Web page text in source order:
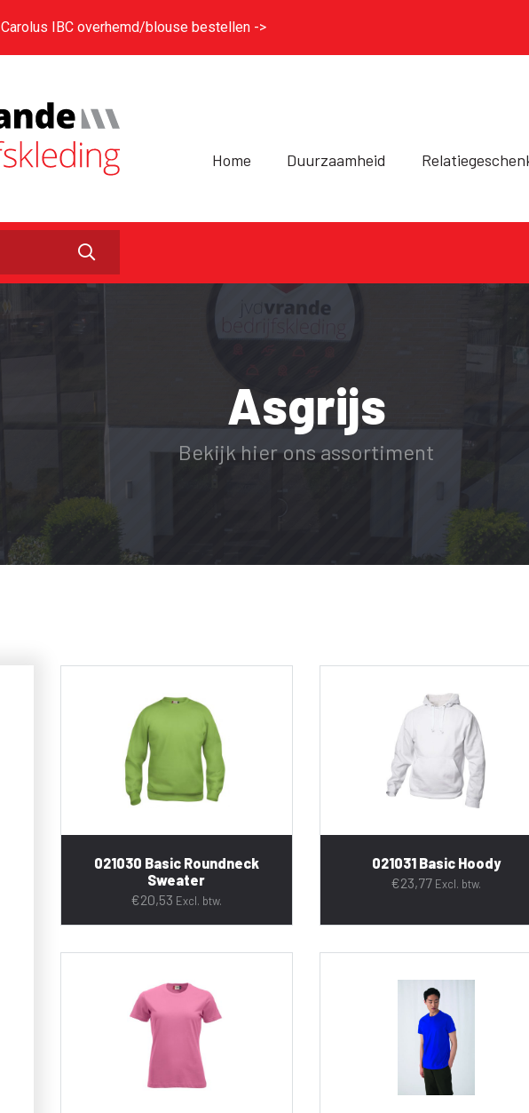
Carolus IBC overhemd/blouse bestellen ->
Home Duurzaamheid
Asgrijs
Bekijk hier ons assortiment
021030 Basic Roundneck
Sweater
€20,53 Excl. btw.
021031 Basic Hoody
€23,77 Excl. btw.